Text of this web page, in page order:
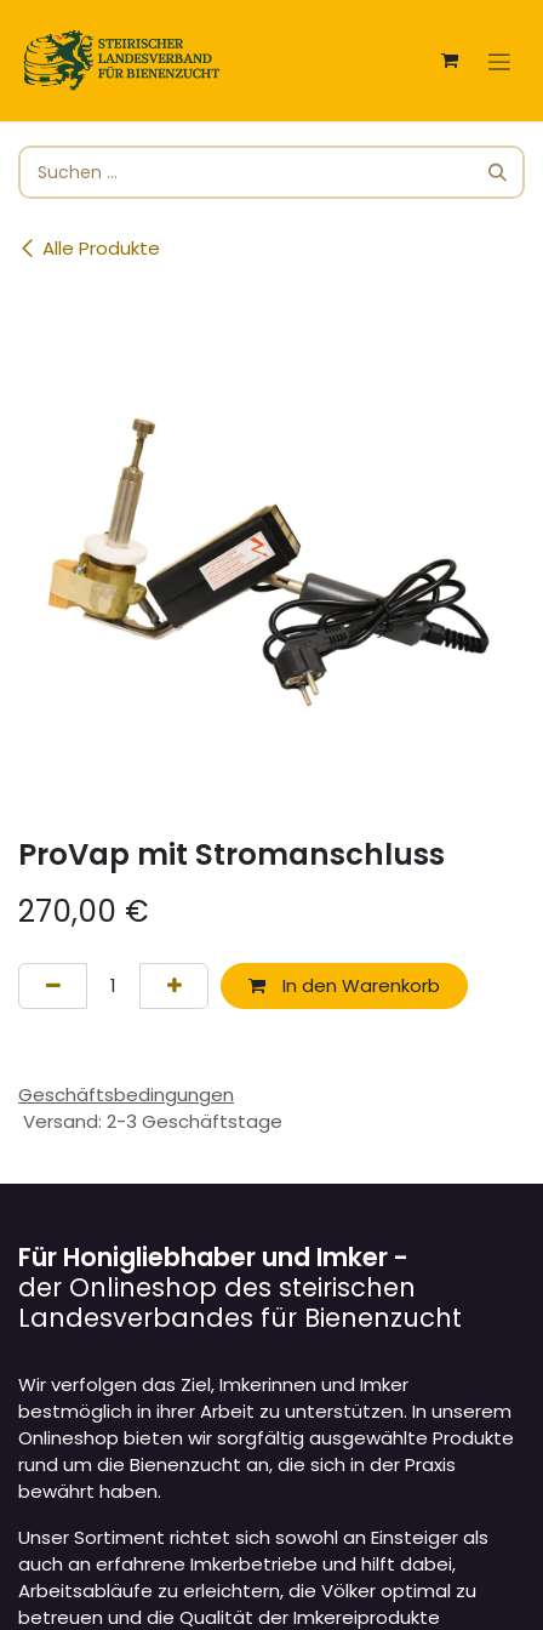
Alle Produkte
ProVap mit Stromanschluss
270,00 €
In den Warenkorb
Geschäftsbedingungen
Versand: 2-3 Geschäftstage
Für Honigliebhaber und Imker -
der Onlineshop des steirischen
Landesverbandes für Bienenzucht
Wir verfolgen das Ziel, Imkerinnen und Imker
bestmöglich in ihrer Arbeit zu unterstützen. In unserem
Onlineshop bieten wir sorgfältig ausgewählte Produkte
rund um die Bienenzucht an, die sich in der Praxis
bewährt haben.
Unser Sortiment richtet sich sowohl an Einsteiger als
auch an erfahrene Imkerbetriebe und hilft dabei,
Arbeitsabläufe zu erleichtern, die Völker optimal zu
betreuen und die Qualität der Imkereiprodukte